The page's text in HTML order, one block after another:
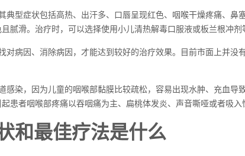
典型症状包括高热、出汗多、口唇呈现红色、咽喉干燥疼痛、鼻
腻滑。治疗时，可以选择使用小儿清热解毒口服液或板兰根冲剂
对病因、消除病因，才能达到较好的治疗效果。目前市面上并没
感染，因为儿童的咽喉部黏膜比较疏松，容易出现水肿、充血导
患者咽喉部疼痛以吞咽痛为主、扁桃体发炎、声音嘶哑或者吸入
和最佳疗法是什么